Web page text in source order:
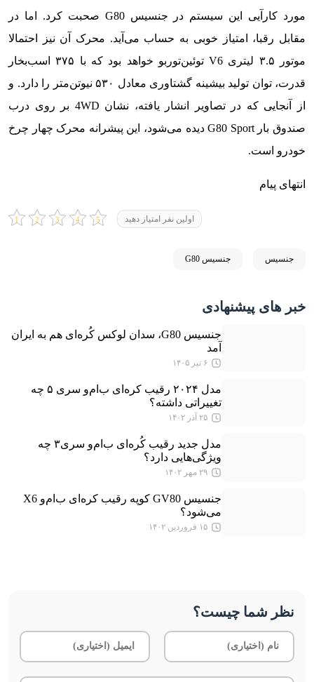
مورد کارآیی این سیستم در جنسیس G80 صحبت کرد. اما در
مقابل رقبا، امتیاز خوبی به حساب می‌آید. محرک آن نیز احتمالا
موتور ۳.۵ لیتری V6 توئین‌توربو خواهد بود که با ۳۷۵ اسب‌بخار
قدرت، توان تولید بیشینه گشتاوری معادل ۵۳۰ نیوتن‌متر را دارد. و
از آنجایی که در تصاویر انشار یافته، نشان 4WD بر روی درب
صندوق بار G80 Sport دیده می‌شود، این پیشرانه محرک چهار چرخ
خودرو است.
انتهای پیام
اولین نفر امتیاز دهید
جنسیس جنسیس G80
خبر های پیشنهادی
جنسیس G80، سدان لوکس کُره‌ای هم به ایران
آمد
۶ تیر ۱۴۰۵
مدل ۲۰۲۴ رقیب کره‌ای ب‌ام‌و سری ۵ چه
تغییراتی داشته؟
۲۵ آذر ۱۴۰۲
مدل جدید رقیب کُره‌ای ب‌ام‌و سری۳ چه
ویژگی‌هایی دارد؟
۲۹ مهر ۱۴۰۲
جنسیس GV80 کوپه رقیب کره‌ای ب‌ام‌و X6
می‌شود؟
۱۵ فروردین ۱۴۰۲
نظر شما چیست؟